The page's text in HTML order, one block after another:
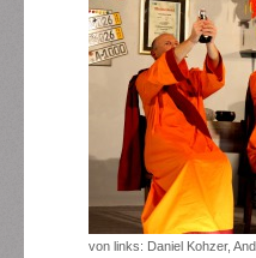
von links: Daniel Kohzer,